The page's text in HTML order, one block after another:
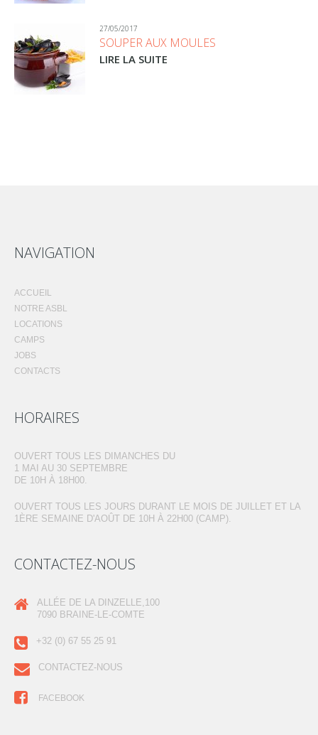
27/05/2017
SOUPER AUX MOULES
LIRE LA SUITE
NAVIGATION
ACCUEIL
NOTRE ASBL
LOCATIONS
CAMPS
JOBS
CONTACTS
HORAIRES
OUVERT TOUS LES DIMANCHES DU
1 MAI AU 30 SEPTEMBRE
DE 10H À 18H00.
OUVERT TOUS LES JOURS DURANT LE MOIS DE JUILLET ET LA
1ÈRE SEMAINE D'AOÛT DE 10H À 22H00 (CAMP).
CONTACTEZ-NOUS
ALLÉE DE LA DINZELLE,100
7090 BRAINE-LE-COMTE
+32 (0) 67 55 25 91
CONTACTEZ-NOUS
FACEBOOK